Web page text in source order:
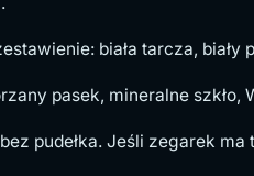
biała tarcza, biały
pasek, mineralne szkło,
pudełka. Jeśli zegarek